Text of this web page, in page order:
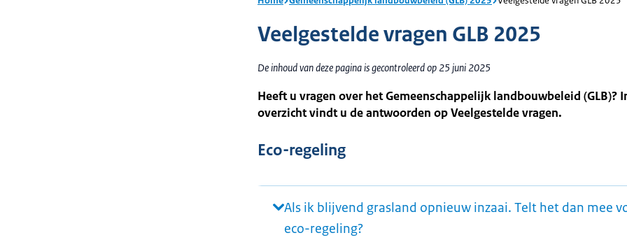
Veelgestelde vragen GLB 2025
De inhoud van deze pagina is gecontroleerd op 25 juni 2025
Heeft u vragen over het Gemeenschappelijk landbouwbeleid (GLB)?
overzicht vindt u de antwoorden op Veelgestelde vragen.
Eco-regeling
Als ik blijvend grasland opnieuw inzaai. Telt het dan mee
eco-regeling?